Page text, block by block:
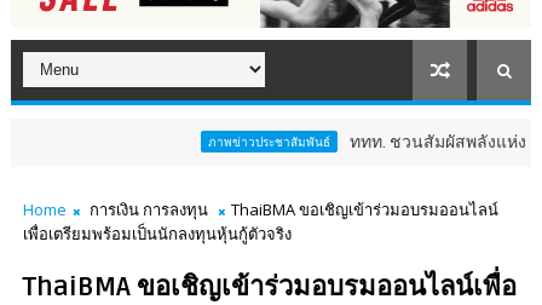
ภาพข่าวประชาสัมพันธ์ ททท. ชวนสัมผัสพลังแห่งศรัทธา
Home การเงิน การลงทุน
ThaiBMA ขอเชิญเข้าร่วมอบรมออนไลน์
เพื่อเตรียมพร้อมเป็นนักลงทุนหุ้นกู้ตัวจริง
ThaiBMA ขอเชิญเข้าร่วมอบรมออนไลน์เพื่อ